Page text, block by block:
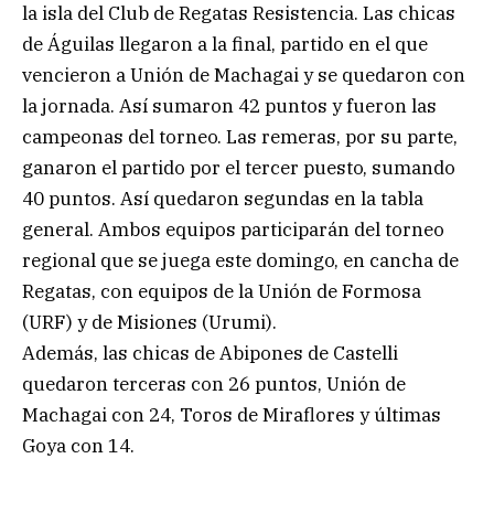
la isla del Club de Regatas Resistencia. Las chicas
de Águilas llegaron a la final, partido en el que
vencieron a Unión de Machagai y se quedaron con
la jornada. Así sumaron 42 puntos y fueron las
campeonas del torneo. Las remeras, por su parte,
ganaron el partido por el tercer puesto, sumando
40 puntos. Así quedaron segundas en la tabla
general. Ambos equipos participarán del torneo
regional que se juega este domingo, en cancha de
Regatas, con equipos de la Unión de Formosa
(URF) y de Misiones (Urumi).
Además, las chicas de Abipones de Castelli
quedaron terceras con 26 puntos, Unión de
Machagai con 24, Toros de Miraflores y últimas
Goya con 14.